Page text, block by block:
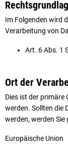
Im Folgenden wird
Verarbeitung von
Art. 6 Abs. 1
Ort der
Dies ist der primäre
werden. Sollten die
werden, werden
Europäische Union